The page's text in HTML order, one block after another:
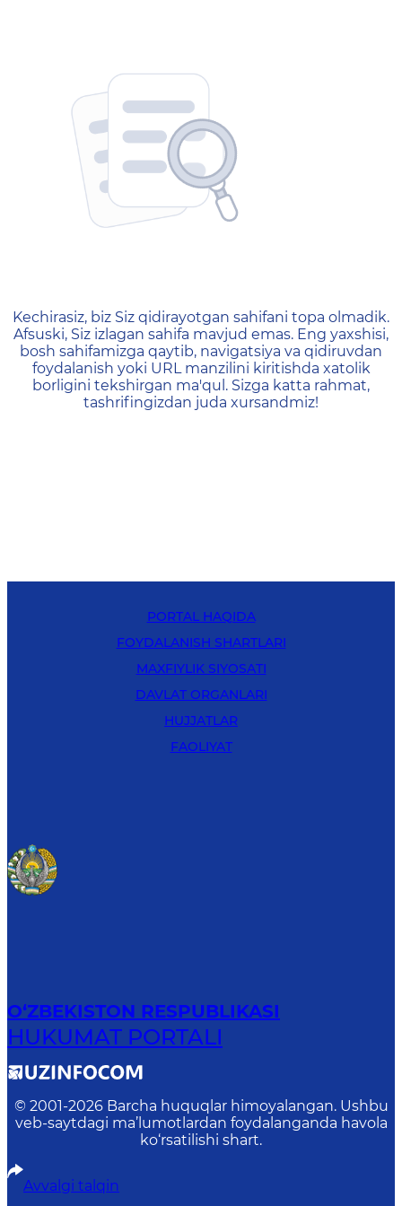
404 — Страница не
Kechirasiz, biz Siz qidirayotgan sahifani topa olmadik.
Afsuski, Siz izlagan sahifa mavjud emas. Eng yaxshisi,
bosh sahifamizga qaytib, navigatsiya va qidiruvdan
foydalanish yoki URL manzilini kiritishda xatolik
borligini tekshirgan ma'qul. Sizga katta rahmat,
tashrifingizdan juda xursandmiz!
PORTAL HAQIDA
FOYDALANISH SHARTLARI
MAXFIYLIK SIYOSATI
DAVLAT ORGANLARI
HUJJATLAR
FAOLIYAT
O‘ZBEKISTON RESPUBLIKASI
HUKUMAT PORTALI
© 2001-2026 Barcha huquqlar himoyalangan. Ushbu
veb-saytdagi ma’lumotlardan foydalanganda havola
ko‘rsatilishi shart.
Avvalgi talqin